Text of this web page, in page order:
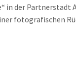
in der
fotografischen